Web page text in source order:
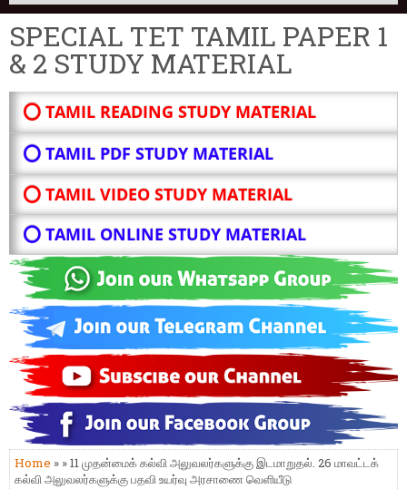
SPECIAL TET TAMIL PAPER 1
& 2 STUDY MATERIAL
⭕ TAMIL READING STUDY MATERIAL
⭕ TAMIL PDF STUDY MATERIAL
⭕ TAMIL VIDEO STUDY MATERIAL
⭕ TAMIL ONLINE STUDY MATERIAL
Home » » 11 முதன்மைக் கல்வி அலுவலர்களுக்கு இடமாறுதல். 26 மாவட்டக்
கல்வி அலுவலர்களுக்கு பதவி உயர்வு அரசாணை வெளியீடு